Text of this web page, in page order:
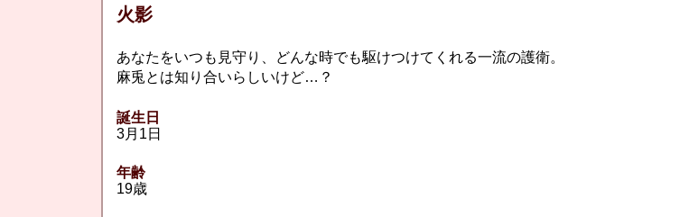
火影
あなたをいつも見守り、どんな時でも駆けつけてくれる一流の護衛。
麻兎とは知り合いらしいけど…？
誕生日
3月1日
年齢
19歳